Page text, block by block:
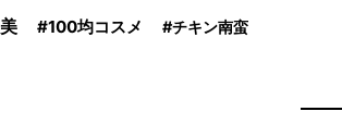
100均コスメ チキン南蛮